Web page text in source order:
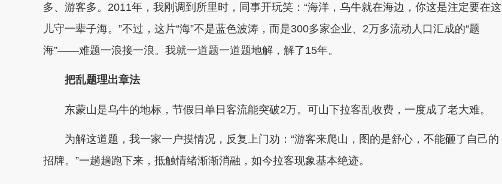
多、游客多。2011年，我刚调到所里时，同事开玩笑：“海洋，乌牛就在海边，你这是注定要在这
儿守一辈子海。”不过，这片“海”不是蓝色波涛，而是300多家企业、2万多流动人口汇成的“题
海”——难题一浪接一浪。我就一道题一道题地解，解了15年。
把乱题理出章法
东蒙山是乌牛的地标，节假日单日客流能突破2万。可山下拉客乱收费，一度成了老大难。
为解这道题，我一家一户摸情况，反复上门劝：“游客来爬山，图的是舒心，不能砸了自己的
招牌。”一趟趟跑下来，抵触情绪渐渐消融，如今拉客现象基本绝迹。